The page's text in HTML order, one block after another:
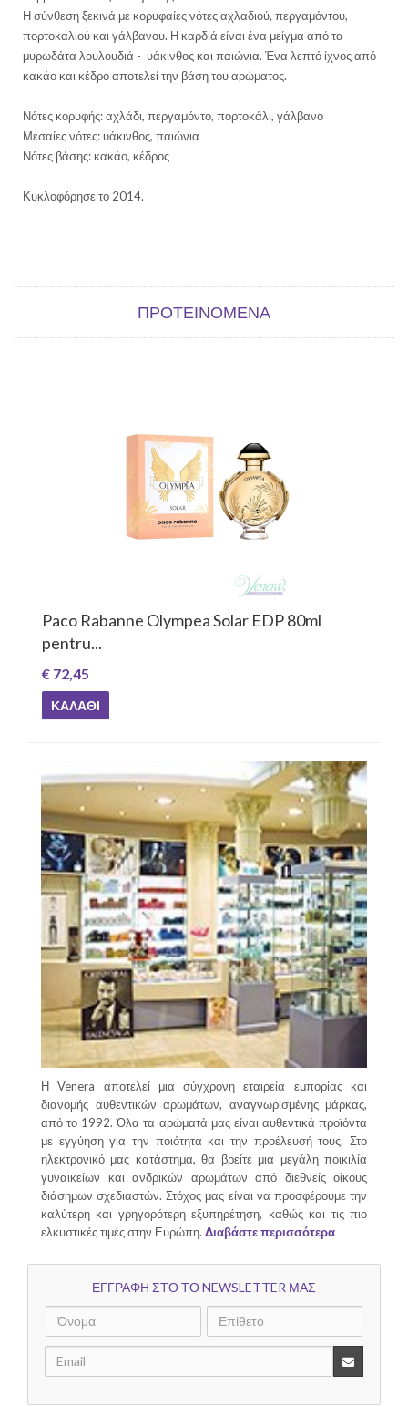
Η σύνθεση ξεκινά με κορυφαίες νότες αχλαδιού, περγαμόντου,
πορτοκαλιού και γάλβανου. Η καρδιά είναι ένα μείγμα από τα
μυρωδάτα λουλουδιά - υάκινθος και παιώνια. Ένα λεπτό ίχνος από
κακάο και κέδρο αποτελεί την βάση του αρώματος.
Νότες κορυφής: αχλάδι, περγαμόντο, πορτοκάλι, γάλβανο
Μεσαίες νότες: υάκινθος, παιώνια
Νότες βάσης: κακάο, κέδρος
Κυκλοφόρησε το 2014.
ΠΡΟΤΕΙΝΌΜΕΝΑ
Olympea Solar EDP 80ml
Η Venera αποτελεί μια σύγχρονη εταιρεία εμπορίας και
διανομής αυθεντικών αρωμάτων, αναγνωρισμένης μάρκας,
από το 1992. Όλα τα αρώματά μας είναι αυθεντικά προϊόντα
με εγγύηση για την ποιότητα και την προέλευσή τους. Στο
ηλεκτρονικό μας κατάστημα, θα βρείτε μια μεγάλη ποικιλία
γυναικείων και ανδρικών αρωμάτων από διεθνείς οίκους
διάσημων σχεδιαστών. Στόχος μας είναι να προσφέρουμε την
καλύτερη και γρηγορότερη εξυπηρέτηση, καθώς και τις πιο
ελκυστικές τιμές στην Ευρώπη. Διαβάστε περισσότερα
ΕΓΓΡΑΦΗ ΣΤΟ ΤΟ NEWSLETTER ΜΑΣ